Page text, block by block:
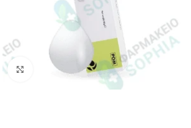
Click to enlarge